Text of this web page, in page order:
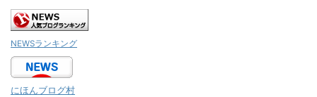
NEWSランキング
にほんブログ村